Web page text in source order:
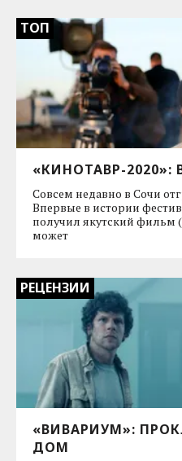
ТОП
«КИНОТАВР-
Совсем недавно в Сочи
Впервые в истории
получил якутский фильм
может
РЕЦЕНЗИИ
«ВИВАРИУМ»:
ДОМ